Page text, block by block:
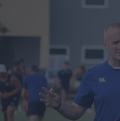
6 Nazioni
United Rugby
Premiership